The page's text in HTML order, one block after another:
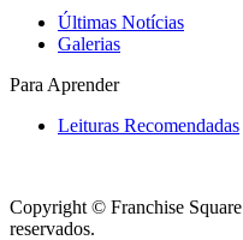
Últimas Notícias
Galerias
Para Aprender
Leituras Recomendadas
Copyright © Franchise
reservados.